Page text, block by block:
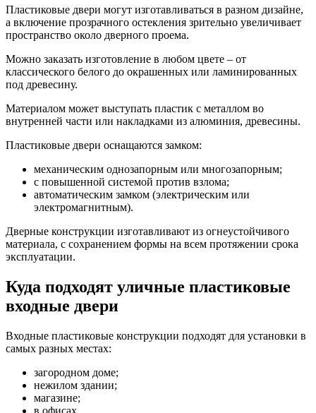
Пластиковые двери могут изготавливаться в разном дизайне,
а включение прозрачного остекления зрительно увеличивает
пространство около дверного проема.
Можно заказать изготовление в любом цвете – от
классического белого до окрашенных или ламинированных
под древесину.
Материалом может выступать пластик с металлом во
внутренней части или накладками из алюминия, древесины.
Пластиковые двери оснащаются замком:
механическим однозапорным или многозапорным;
с повышенной системой против взлома;
автоматическим замком (электрическим или
электромагнитным).
Дверные конструкции изготавливают из огнеустойчивого
материала, с сохранением формы на всем протяжении срока
эксплуатации.
Куда подходят уличные пластиковые
входные двери
Входные пластиковые конструкции подходят для установки в
самых разных местах:
загородном доме;
нежилом здании;
магазине;
в офисах.